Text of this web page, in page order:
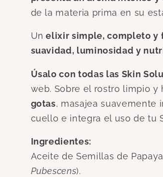
de la materia prima en su
Un elixir simple, completo y
suavidad, luminosidad y
Úsalo con todas las Skin
web. Sobre el rostro limpio y
gotas, masajea suavemente
cuello e integra el uso de tu
Ingredientes:
Aceite de Semillas de
Pubescens).